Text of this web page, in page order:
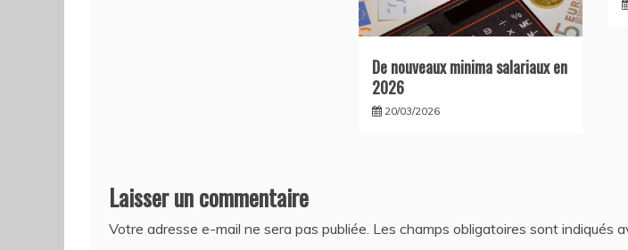
De nouveaux minima salariaux en
2026
20/03/2026
Laisser un commentaire
Votre adresse e-mail ne sera pas publiée. Les champs obligatoires sont indiqués